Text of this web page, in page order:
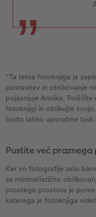
"Ta letna fotoknjiga je
postavitev in oblikovanje
pojasnjuje Annika.
fotoknjigi in oblikujte
bodo lahko uporabne
Pustite več
Ker so fotografije zelo
za minimalistično
prostega prostora je
katerega je fotoknjiga